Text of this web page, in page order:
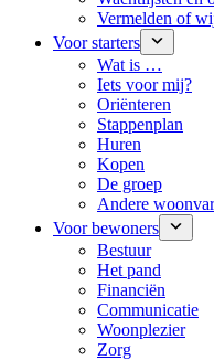
Vermelden of
Voor starters
Wat is …
Iets voor mij?
Oriënteren
Stappenplan
Huren
Kopen
De groep
Andere
Voor bewoners
Bestuur
Het pand
Financiën
Communicatie
Woonplezier
Zorg